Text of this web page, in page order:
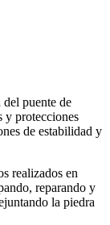
puente de
y protecciones
de estabilidad y
realizados en
reparando y
la piedra